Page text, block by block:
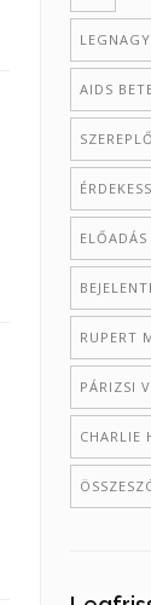
AIDS
ELŐADÁS
RUPERT
PÁRIZSI
CHARLIE